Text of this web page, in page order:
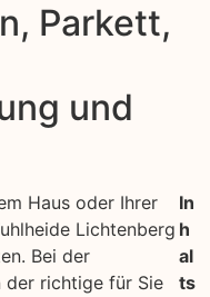
Parkett,
und
Haus oder Ihrer
Lichtenberg
Bei der
der richtige für Sie
In
h
al
ts